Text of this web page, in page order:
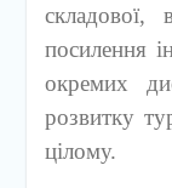
складової,
посилення
окремих
розвитку
цілому.